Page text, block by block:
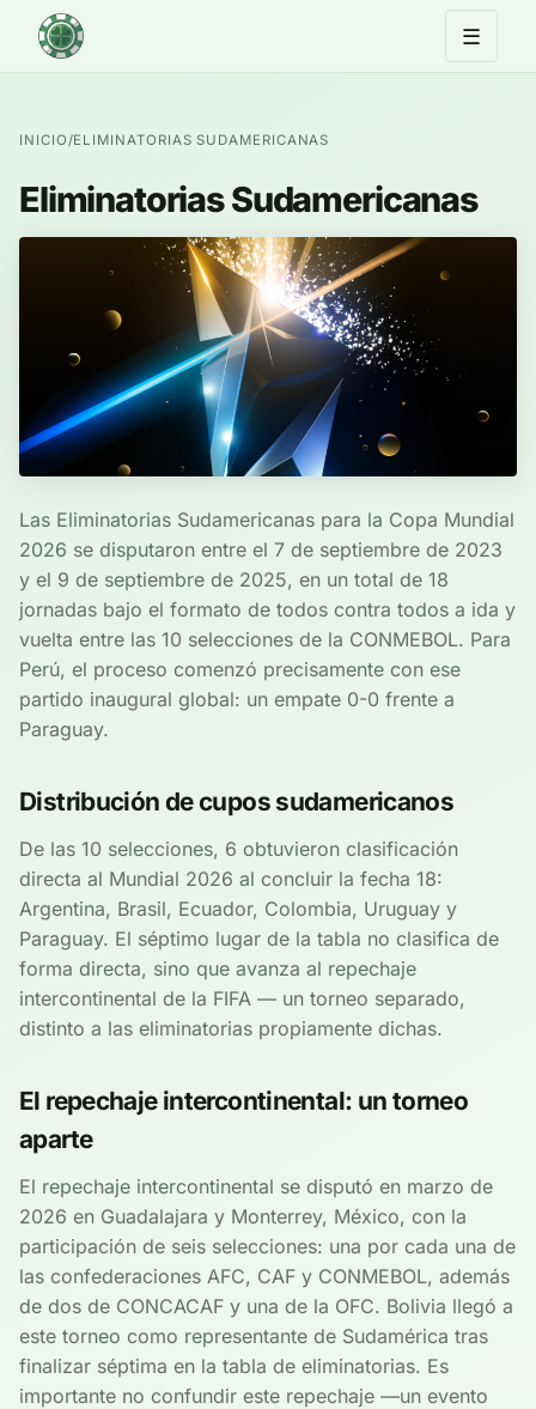
☰
INICIO/ELIMINATORIAS SUDAMERICANAS
Eliminatorias Sudamericanas
Las Eliminatorias Sudamericanas para la Copa Mundial
2026 se disputaron entre el 7 de septiembre de 2023
y el 9 de septiembre de 2025, en un total de 18
jornadas bajo el formato de todos contra todos a ida y
vuelta entre las 10 selecciones de la CONMEBOL. Para
Perú, el proceso comenzó precisamente con ese
partido inaugural global: un empate 0-0 frente a
Paraguay.
Distribución de cupos sudamericanos
De las 10 selecciones, 6 obtuvieron clasificación
directa al Mundial 2026 al concluir la fecha 18:
Argentina, Brasil, Ecuador, Colombia, Uruguay y
Paraguay. El séptimo lugar de la tabla no clasifica de
forma directa, sino que avanza al repechaje
intercontinental de la FIFA — un torneo separado,
distinto a las eliminatorias propiamente dichas.
El repechaje intercontinental: un torneo
aparte
El repechaje intercontinental se disputó en marzo de
2026 en Guadalajara y Monterrey, México, con la
participación de seis selecciones: una por cada una de
las confederaciones AFC, CAF y CONMEBOL, además
de dos de CONCACAF y una de la OFC. Bolivia llegó a
este torneo como representante de Sudamérica tras
finalizar séptima en la tabla de eliminatorias. Es
importante no confundir este repechaje —un evento